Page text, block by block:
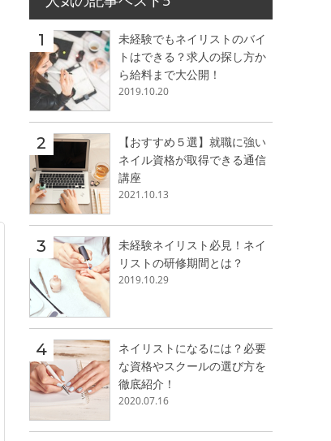
未経験でもネイリストのバイ
トはできる？求人の探し方か
ら給料まで大公開！
2019.10.20
【おすすめ５選】就職に強い
ネイル資格が取得できる通信
講座
2021.10.13
未経験ネイリスト必見！ネイ
リストの研修期間とは？
2019.10.29
ネイリストになるには？必要
な資格やスクールの選び方を
徹底紹介！
2020.07.16